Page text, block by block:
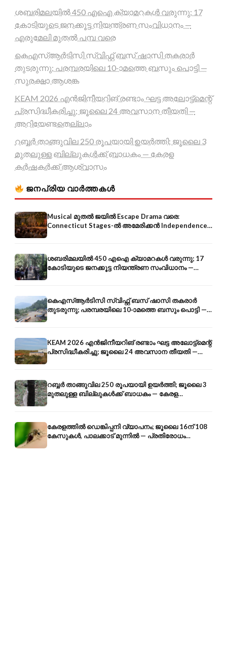
ശബരിമലയിൽ 450 എഐ ക്യാമറകൾ വരുന്നു; 17
കോടിയുടെ ജനക്കൂട്ട നിയന്ത്രണ സംവിധാനം —
എരുമേലി മുതൽ പമ്പ വരെ
കെഎസ്ആർടിസി സ്വിഫ്റ്റ് ബസ് ഷാസി തകരാർ
തുടരുന്നു; പരമ്പരയിലെ 10-ാമത്തെ ബസും പൊട്ടി —
സുരക്ഷാ ആശങ്ക
KEAM 2026 എൻജിനീയറിങ് രണ്ടാം ഘട്ട അലോട്ട്മെന്റ്
പ്രസിദ്ധീകരിച്ചു; ജൂലൈ 24 അവസാന തീയതി —
അറിയേണ്ടതെല്ലാം
റബ്ബർ താങ്ങുവില 250 രൂപയായി ഉയർത്തി; ജൂലൈ 3
മുതലുള്ള ബില്ലുകൾക്ക് ബാധകം — കേരള
കർഷകർക്ക് ആശ്വാസം
ജനപ്രിയ വാർത്തകൾ
Musical മുതൽ ജയിൽ Escape Drama വരെ:
Connecticut Stages-ൽ അമേരിക്കൻ Independence-
ന്റെ 250-ആം വാർഷികം
ശബരിമലയിൽ 450 എഐ ക്യാമറകൾ വരുന്നു; 17
കോടിയുടെ ജനക്കൂട്ട നിയന്ത്രണ സംവിധാനം —
എരുമേലി മുതൽ പമ്പ വരെ
കെഎസ്ആർടിസി സ്വിഫ്റ്റ് ബസ് ഷാസി തകരാർ
തുടരുന്നു; പരമ്പരയിലെ 10-ാമത്തെ ബസും പൊട്ടി —
സുരക്ഷാ ആശങ്ക
KEAM 2026 എൻജിനീയറിങ് രണ്ടാം ഘട്ട അലോട്ട്മെന്റ്
പ്രസിദ്ധീകരിച്ചു; ജൂലൈ 24 അവസാന തീയതി —
അറിയേണ്ടതെല്ലാം
റബ്ബർ താങ്ങുവില 250 രൂപയായി ഉയർത്തി; ജൂലൈ 3
മുതലുള്ള ബില്ലുകൾക്ക് ബാധകം — കേരള
കർഷകർക്ക് ആശ്വാസം
കേരളത്തിൽ ഡെങ്കിപ്പനി വ്യാപനം; ജൂലൈ 16ന് 108
കേസുകൾ, പാലക്കാട് മുന്നിൽ — പ്രതിരോധം
എങ്ങനെ?